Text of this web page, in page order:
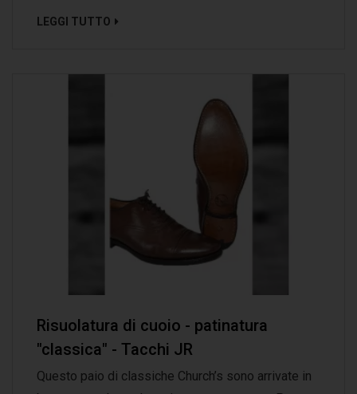
LEGGI TUTTO
Risuolatura di cuoio - patinatura
"classica" - Tacchi JR
Questo paio di classiche Church’s sono arrivate in